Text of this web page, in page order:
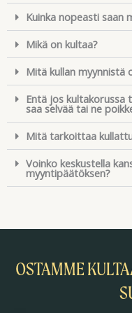
Kuinka nopeasti saan
Mikä on kultaa?
Mitä kullan myynnistä
Entä jos kultakorussa
saa selvää tai ne
Mitä tarkoittaa
Voinko keskustella
myyntipäätöksen?
OSTAMME